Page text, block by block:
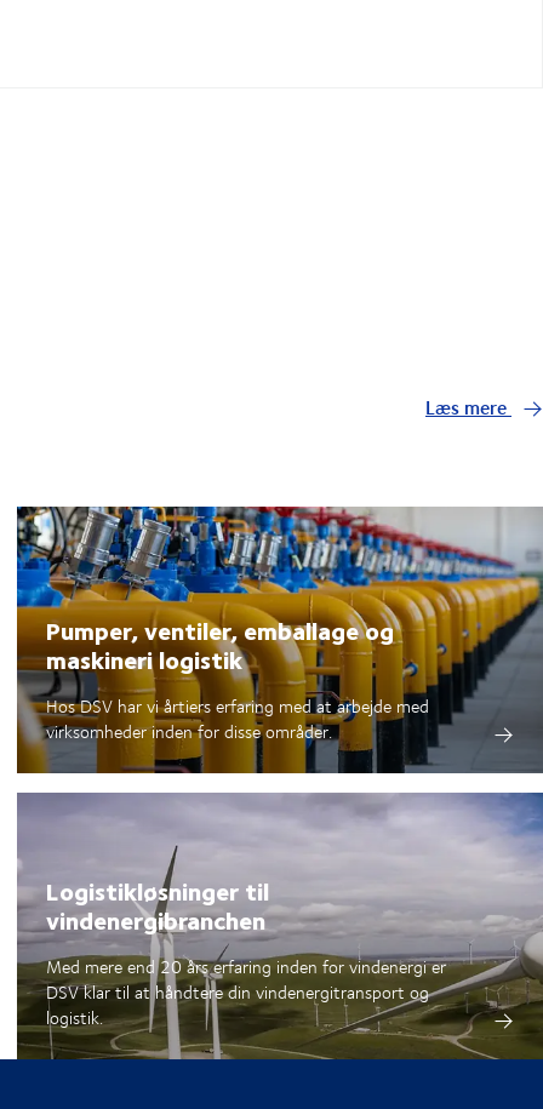
Læs mere
Pumper, ventiler, emballage og
maskineri logistik
Hos DSV har vi årtiers erfaring med at arbejde med
virksomheder inden for disse områder.
Logistikløsninger til
vindenergibranchen
Med mere end 20 års erfaring inden for vindenergi er
DSV klar til at håndtere din vindenergitransport og
logistik.